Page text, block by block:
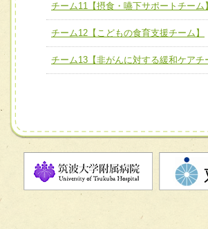
ーム】
チーム11【摂食・嚥下サポートチ
チーム12【こどもの食育支援チ
チーム11【摂食・嚥下サポートチーム】
チーム12【こどもの食育支援チーム】
チーム13【非がんに対する緩和ケアチ